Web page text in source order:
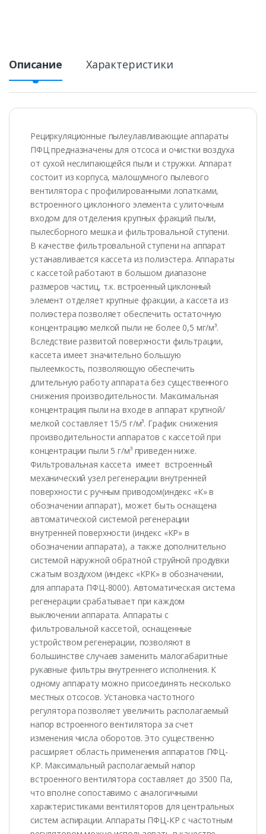
Описание Характеристики
Рециркуляционные пылеулавливающие аппараты
ПФЦ предназначены для отсоса и очистки воздуха
от сухой неслипающейся пыли и стружки. Аппарат
состоит из корпуса, малошумного пылевого
вентилятора с профилированными лопатками,
встроенного циклонного элемента с улиточным
входом для отделения крупных фракций пыли,
пылесборного мешка и фильтровальной ступени.
В качестве фильтровальной ступени на аппарат
устанавливается кассета из полиэстера. Аппараты
с кассетой работают в большом диапазоне
размеров частиц, т.к. встроенный циклонный
элемент отделяет крупные фракции, а кассета из
полиэстера позволяет обеспечить остаточную
концентрацию мелкой пыли не более 0,5 мг/м³.
Вследствие развитой поверхности фильтрации,
кассета имеет значительно большую
пылеемкость, позволяющую обеспечить
длительную работу аппарата без существенного
снижения производительности. Максимальная
концентрация пыли на входе в аппарат крупной/
мелкой составляет 15/5 г/м³. График снижения
производительности аппаратов с кассетой при
концентрации пыли 5 г/м³ приведен ниже.
Фильтровальная кассета имеет встроенный
механический узел регенерации внутренней
поверхности с ручным приводом(индекс «К» в
обозначении аппарат), может быть оснащена
автоматической системой регенерации
внутренней поверхности (индекс «КР» в
обозначении аппарата), а также дополнительно
системой наружной обратной струйной продувки
сжатым воздухом (индекс «КРК» в обозначении,
для аппарата ПФЦ-8000). Автоматическая система
регенерации срабатывает при каждом
выключении аппарата. Аппараты с
фильтровальной кассетой, оснащенные
устройством регенерации, позволяют в
большинстве случаев заменить малогабаритные
рукавные фильтры внутреннего исполнения. К
одному аппарату можно присоединять несколько
местных отсосов. Установка частотного
регулятора позволяет увеличить располагаемый
напор встроенного вентилятора за счет
изменения числа оборотов. Это существенно
расширяет область применения аппаратов ПФЦ-
КР. Максимальный располагаемый напор
встроенного вентилятора составляет до 3500 Па,
что вполне сопоставимо с аналогичными
характеристиками вентиляторов для центральных
систем аспирации. Аппараты ПФЦ-КР с частотным